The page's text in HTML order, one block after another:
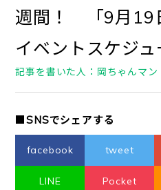
週間！ 「9月19
イベントスケジュ
記事を書いた人：岡ちゃんマン
■SNSでシェアする
facebook tweet
LINE Pocket